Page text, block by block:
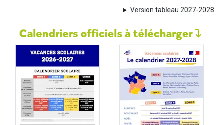
Version tableau 2027-2028
Calendriers officiels à télécharger